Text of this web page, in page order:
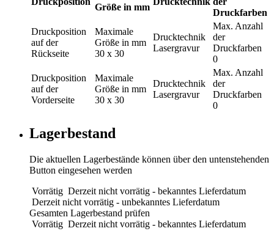
Größe in mm
Druckfarben
Druckposition
auf der
Rückseite
Maximale
Größe in mm
30 x 30
Drucktechnik
Lasergravur
Max. Anzahl
der
Druckfarben
0
Druckposition
auf der
Vorderseite
Maximale
Größe in mm
30 x 30
Drucktechnik
Lasergravur
Max. Anzahl
der
Druckfarben
0
Lagerbestand
Die aktuellen Lagerbestände können über den untenstehenden
Button eingesehen werden
Vorrätig Derzeit nicht vorrätig - bekanntes Lieferdatum
Derzeit nicht vorrätig - unbekanntes Lieferdatum
Gesamten Lagerbestand prüfen
Vorrätig Derzeit nicht vorrätig - bekanntes Lieferdatum